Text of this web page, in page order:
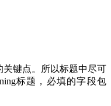
键点。所以标题中尽可
标题，必填的字段包